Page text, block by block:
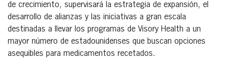
de crecimiento, supervisará la estrategia de expansión, el
desarrollo de alianzas y las iniciativas a gran escala
destinadas a llevar los programas de Visory Health a un
mayor número de estadounidenses que buscan opciones
asequibles para medicamentos recetados.